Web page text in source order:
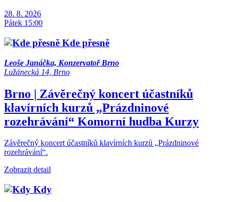
28. 8. 2026
Pátek 15:00
Kde přesně
Leoše Janáčka, Konzervatoř Brno
Lužánecká 14, Brno
Brno | Závěrečný koncert účastníků
klavírních kurzů „Prázdninové
rozehrávání“ Komorní hudba Kurzy
Závěrečný koncert účastníků klavírních kurzů „Prázdninové
rozehrávání“.
Zobrazit detail
Kdy